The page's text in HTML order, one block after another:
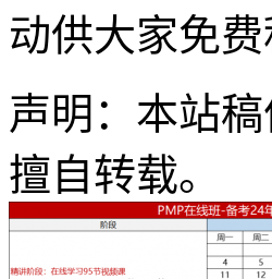
动供大家免
声明：本站
擅自转载。